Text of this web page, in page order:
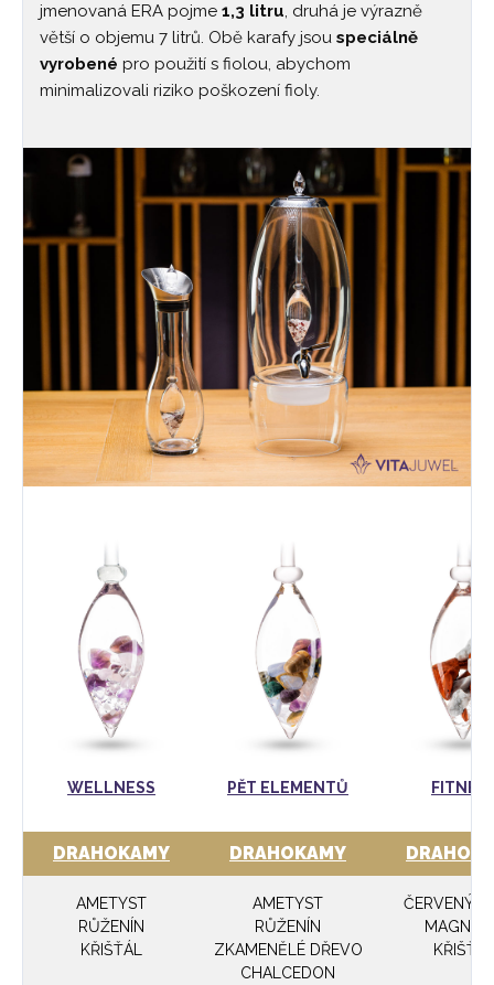
jmenovaná ERA pojme 1,3 litru, druhá je výrazně
větší o objemu 7 litrů. Obě karafy jsou speciálně
vyrobené pro použití s fiolou, abychom
minimalizovali riziko poškození fioly.
WELLNESS PĚT ELEMENTŮ
DRAHOKAMY
AMETYST
RŮŽENÍN
KŘIŠŤÁL
DRAHOKAMY
AMETYST
RŮŽENÍN
ZKAMENĚLÉ DŘEVO
CHALCEDON
ČERVENÝ
KŘIŠŤÁL